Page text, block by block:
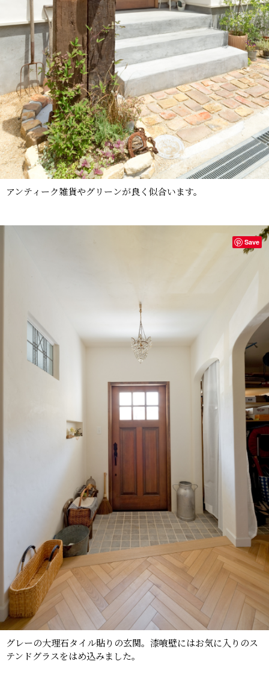
アンティーク雑貨やグリーンが良く似合います。
グレーの大理石タイル貼りの玄関。漆喰壁にはお気に入りのス
テンドグラスをはめ込みました。
Save